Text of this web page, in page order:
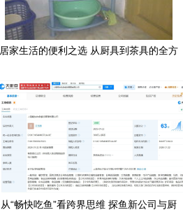
居家生活的便利之选 从厨具到茶具的全方
从“畅快吃鱼”看跨界思维 探鱼新公司与厨